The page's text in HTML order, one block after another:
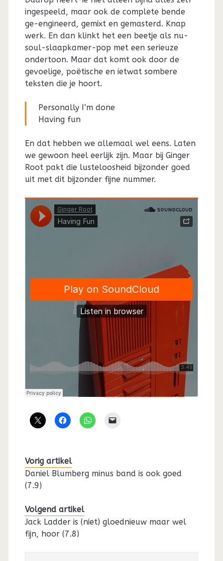
ingespeeld, maar ook de complete bende
ge-engineerd, gemixt en gemasterd. Knap
werk. En dan klinkt het een beetje als nu-
soul-slaapkamer-pop met een serieuze
ondertoon. Maar dat komt ook door de
gevoelige, poëtische en ietwat sombere
teksten die je hoort.
Personally I’m done
Having fun
En dat hebben we allemaal wel eens. Laten
we gewoon heel eerlijk zijn. Maar bij Ginger
Root pakt die lusteloosheid bijzonder goed
uit met dit bijzonder fijne nummer.
Vorig artikel
Daniel Blumberg minus band is ook goed
(7.9)
Volgend artikel
Jack Ladder is (niet) gloednieuw maar wel
fijn, hoor (7.8)